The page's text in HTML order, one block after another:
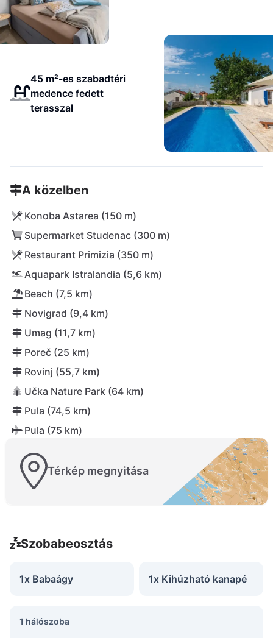
45 m²-es szabadtéri
medence fedett
terasszal
A közelben
Konoba Astarea (150 m)
Supermarket Studenac (300 m)
Restaurant Primizia (350 m)
Aquapark Istralandia (5,6 km)
Beach (7,5 km)
Novigrad (9,4 km)
Umag (11,7 km)
Poreč (25 km)
Rovinj (55,7 km)
Učka Nature Park (64 km)
Pula (74,5 km)
Pula (75 km)
Térkép megnyitása
Szobabeosztás
1x Babaágy 1x Kihúzható kanapé
1 hálószoba